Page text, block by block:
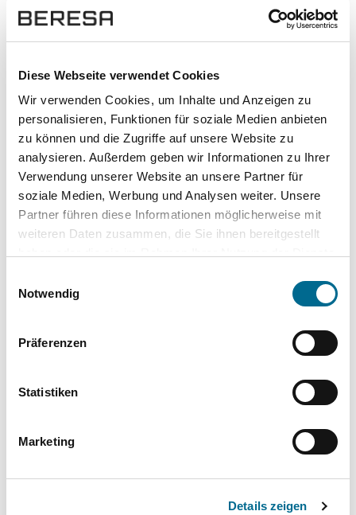
Diese Webseite verwendet Cookies
Wir verwenden Cookies, um Inhalte und Anzeigen zu
personalisieren, Funktionen für soziale Medien anbieten
zu können und die Zugriffe auf unsere Website zu
analysieren. Außerdem geben wir Informationen zu Ihrer
Verwendung unserer Website an unsere Partner für
soziale Medien, Werbung und Analysen weiter. Unsere
Partner führen diese Informationen möglicherweise mit
weiteren Daten zusammen, die Sie ihnen bereitgestellt
Cookies, wenn Sie unsere Webseite weiterhin nutzen.
Notwendig
Präferenzen
Statistiken
Marketing
Details zeigen
Daten.